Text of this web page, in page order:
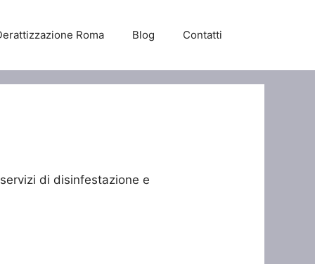
Roma Blog Contatti
di disinfestazione e